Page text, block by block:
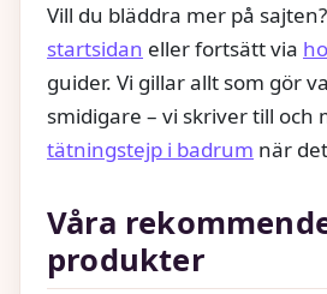
Vill du bläddra mer på
startsidan eller fortsätt via
guider. Vi gillar allt som gör
smidigare – vi skriver till och
tätningstejp i badrum när
Våra
produkter